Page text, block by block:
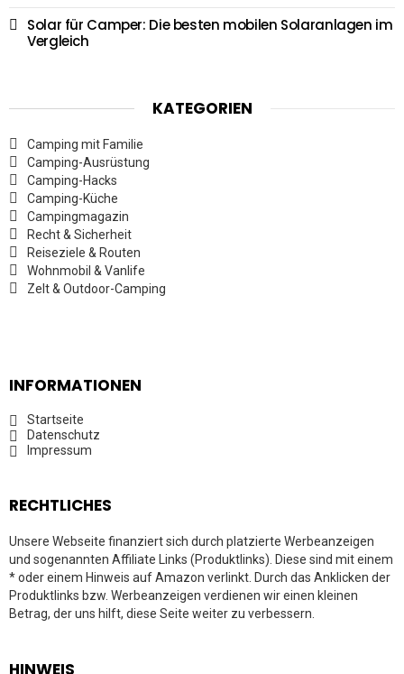
Solar für Camper: Die besten mobilen Solaranlagen im
Vergleich
KATEGORIEN
Camping mit Familie
Camping-Ausrüstung
Camping-Hacks
Camping-Küche
Campingmagazin
Recht & Sicherheit
Reiseziele & Routen
Wohnmobil & Vanlife
Zelt & Outdoor-Camping
INFORMATIONEN
Startseite
Datenschutz
Impressum
RECHTLICHES
Unsere Webseite finanziert sich durch platzierte Werbeanzeigen
und sogenannten Affiliate Links (Produktlinks). Diese sind mit einem
* oder einem Hinweis auf Amazon verlinkt. Durch das Anklicken der
Produktlinks bzw. Werbeanzeigen verdienen wir einen kleinen
Betrag, der uns hilft, diese Seite weiter zu verbessern.
HINWEIS